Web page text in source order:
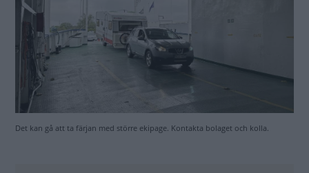
Mer information:
olandsfarjan.se
Läs också
Midsommar: Här finns plats
på camping – och här är det
fullt!
CAMPINGPLATS